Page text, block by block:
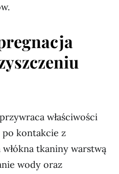
właściwości
kontakcie z
tkaniny warstwą
wody oraz